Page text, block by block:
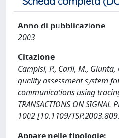
Anno di pubblicazione
2003
Citazione
Campisi, P., Carli, M.,
quality assessment system
communications using
TRANSACTIONS ON SIGNAL
1002 [10.1109/
Appare nelle tipologie: